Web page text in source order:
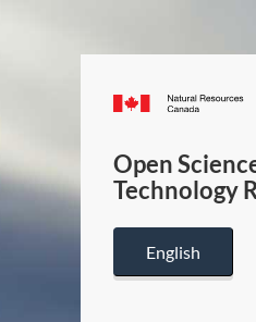
Open
Technology
English